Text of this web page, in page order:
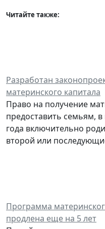
Читайте также:
Разработан
материнского капитала
Право на получение
предоставить семьям,
года включительно
второй или
Программа
продлена еще на 5 лет